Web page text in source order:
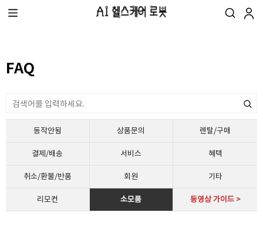
FAQ
동작안됨 상품문의 렌탈/구매
결제/배송 서비스 혜택
취소/환불/반품 회원 기타
리모컨 소모품 동영상 가이드 >